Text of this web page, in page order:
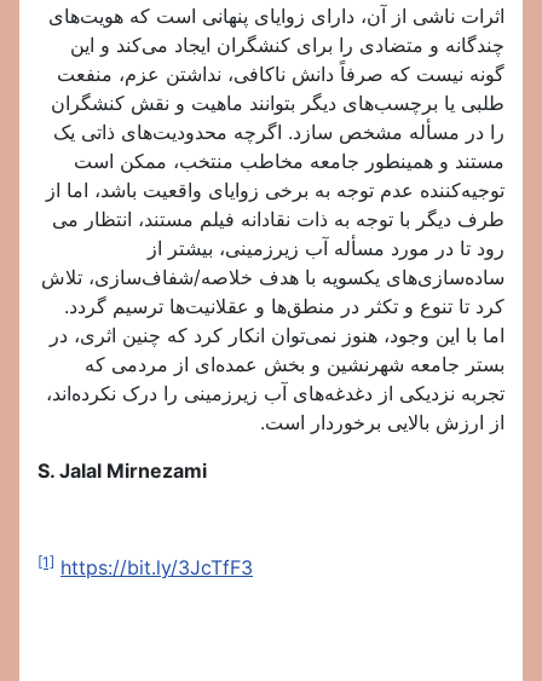
اثرات ناشی از آن، دارای زوایای پنهانی است که هویت‌های
چندگانه و متضادی را برای کنشگران ایجاد می‌کند و این
گونه نیست که صرفاً دانش ناکافی، نداشتن عزم، منفعت
طلبی یا برچسب‌های دیگر بتوانند ماهیت و نقش کنشگران
را در مسأله مشخص سازد. اگرچه محدودیت‌های ذاتی یک
مستند و همینطور جامعه مخاطب منتخب، ممکن است
توجیه‌کننده عدم توجه به برخی زوایای واقعیت باشد، اما از
طرف دیگر با توجه به ذات نقادانه فیلم مستند، انتظار می
رود تا در مورد مسأله آب زیرزمینی، بیشتر از
ساده‌سازی‌های یکسویه با هدف خلاصه/شفاف‌سازی، تلاش
کرد تا تنوع و تکثر در منطق‌ها و عقلانیت‌ها ترسیم گردد.
اما با این وجود، هنوز نمی‌توان انکار کرد که چنین اثری، در
بستر جامعه شهرنشین و بخش عمده‌ای از مردمی که
تجربه نزدیکی از دغدغه‌های آب زیرزمینی را درک نکرده‌اند،
از ارزش بالایی برخوردار است.
S. Jalal Mirnezami
[1] https://bit.ly/3JcTfF3